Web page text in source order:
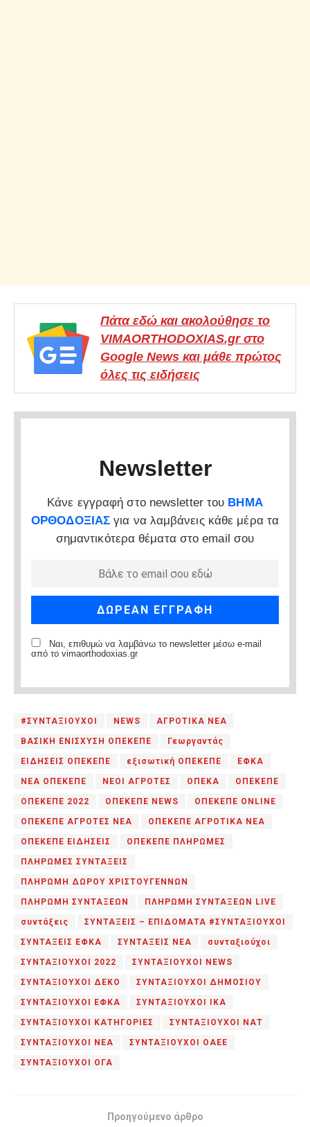
Πάτα εδώ και ακολούθησε το
VIMAORTHODOXIAS.gr στο
Google News και μάθε πρώτος
όλες τις ειδήσεις
Newsletter
Κάνε εγγραφή στο newsletter του ΒΗΜΑ
ΟΡΘΟΔΟΞΙΑΣ για να λαμβάνεις κάθε μέρα τα
σημαντικότερα θέματα στο email σου
Ναι, επιθυμώ να λαμβάνω το newsletter μέσω e-mail
από το vimaorthodoxias.gr
#ΣΥΝΤΑΞΙΟΥΧΟΙ NEWS ΑΓΡΟΤΙΚΑ ΝΕΑ
ΒΑΣΙΚΗ ΕΝΙΣΧΥΣΗ ΟΠΕΚΕΠΕ Γεωργαντάς
ΕΙΔΗΣΕΙΣ ΟΠΕΚΕΠΕ εξισωτική ΟΠΕΚΕΠΕ ΕΦΚΑ
ΝΕΑ ΟΠΕΚΕΠΕ ΝΕΟΙ ΑΓΡΟΤΕΣ ΟΠΕΚΑ ΟΠΕΚΕΠΕ
ΟΠΕΚΕΠΕ 2022 ΟΠΕΚΕΠΕ NEWS ΟΠΕΚΕΠΕ ONLINE
ΟΠΕΚΕΠΕ ΑΓΡΟΤΕΣ ΝΕΑ ΟΠΕΚΕΠΕ ΑΓΡΟΤΙΚΑ ΝΕΑ
ΟΠΕΚΕΠΕ ΕΙΔΗΣΕΙΣ ΟΠΕΚΕΠΕ ΠΛΗΡΩΜΕΣ
ΠΛΗΡΩΜΕΣ ΣΥΝΤΑΞΕΙΣ
ΠΛΗΡΩΜΗ ΔΩΡΟΥ ΧΡΙΣΤΟΥΓΕΝΝΩΝ
ΠΛΗΡΩΜΗ ΣΥΝΤΑΞΕΩΝ ΠΛΗΡΩΜΗ ΣΥΝΤΑΞΕΩΝ LIVE
συντάξεις ΣΥΝΤΑΞΕΙΣ – ΕΠΙΔΟΜΑΤΑ #ΣΥΝΤΑΞΙΟΥΧΟΙ
ΣΥΝΤΑΞΕΙΣ ΕΦΚΑ ΣΥΝΤΑΞΕΙΣ ΝΕΑ συνταξιούχοι
ΣΥΝΤΑΞΙΟΥΧΟΙ 2022 ΣΥΝΤΑΞΙΟΥΧΟΙ NEWS
ΣΥΝΤΑΞΙΟΥΧΟΙ ΔΕΚΟ ΣΥΝΤΑΞΙΟΥΧΟΙ ΔΗΜΟΣΙΟΥ
ΣΥΝΤΑΞΙΟΥΧΟΙ ΕΦΚΑ ΣΥΝΤΑΞΙΟΥΧΟΙ ΙΚΑ
ΣΥΝΤΑΞΙΟΥΧΟΙ ΚΑΤΗΓΟΡΙΕΣ ΣΥΝΤΑΞΙΟΥΧΟΙ ΝΑΤ
ΣΥΝΤΑΞΙΟΥΧΟΙ ΝΕΑ ΣΥΝΤΑΞΙΟΥΧΟΙ ΟΑΕΕ
ΣΥΝΤΑΞΙΟΥΧΟΙ ΟΓΑ
Προηγούμενο άρθρο